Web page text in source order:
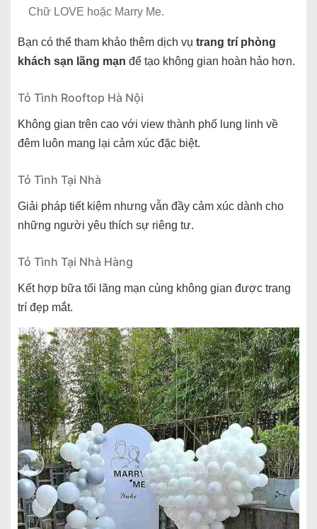
Chữ LOVE hoặc Marry Me.
Bạn có thể tham khảo thêm dịch vụ trang trí phòng
khách sạn lãng mạn để tạo không gian hoàn hảo hơn.
Tỏ Tình Rooftop Hà Nội
Không gian trên cao với view thành phố lung linh về
đêm luôn mang lại cảm xúc đặc biệt.
Tỏ Tình Tại Nhà
Giải pháp tiết kiệm nhưng vẫn đầy cảm xúc dành cho
những người yêu thích sự riêng tư.
Tỏ Tình Tại Nhà Hàng
Kết hợp bữa tối lãng mạn cùng không gian được trang
trí đẹp mắt.